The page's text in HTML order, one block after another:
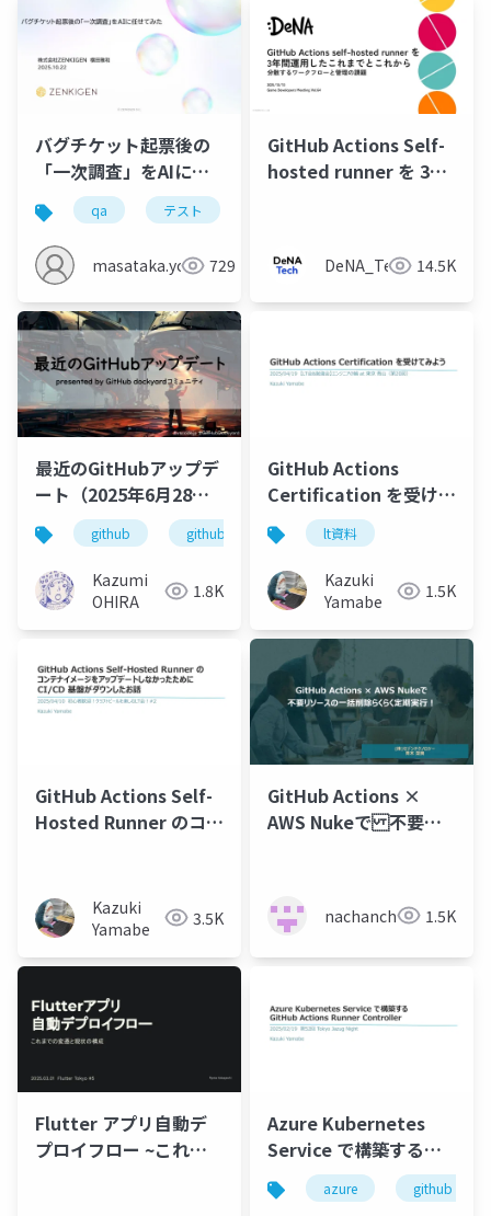
バグチケット起票後の
「一次調査」をAIに任
せてみた
qa テスト
masataka.yokota729
GitHub Actions Self-
hosted runner を 3年
ークフローと管理の課
題
DeNA_Tech 14.5K
最近のGitHubアップデ
ート（2025年6月28
日） presented by
GitHub dockyardコミ
ュニティ
github github dockyard vscodejp
Kazumi
OHIRA
1.8K
GitHub Actions
Certification を受けて
みようlt資料
Kazuki
Yamabe
1.5K
GitHub Actions Self-
Hosted Runner のコン
にCI/CD 基盤がダウン
したお話
Kazuki
Yamabe
3.5K
GitHub Actions ×
AWS Nukeで 不要リ
nachanchan.a1.5K
Flutter アプリ自動デ
プロイフロー ~これま
Azure Kubernetes
Service で構築する
GitHub Actions
Runner Controller
azure github